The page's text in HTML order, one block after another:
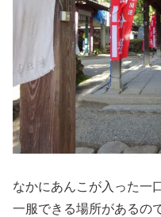
なかにあんこが入った一
一服できる場所があるの